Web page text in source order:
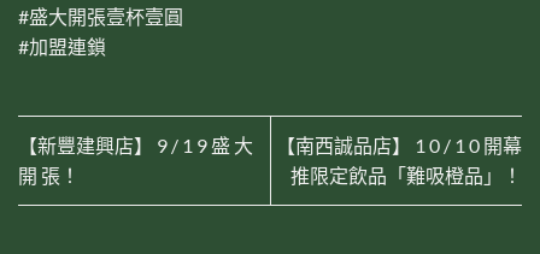
#盛大開張壹杯壹圓
#加盟連鎖
【新豐建興店】 9 / 1 9 盛 大
開 張！
【南西誠品店】 1 0 / 1 0 開幕
推限定飲品「難吸橙品」！